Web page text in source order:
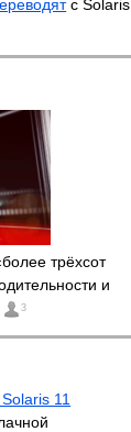
с Solaris
трёхсот
и
3
11